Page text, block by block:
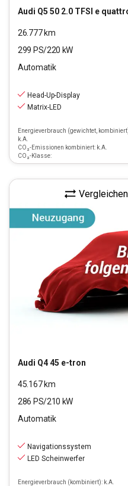
Audi Q5 50 2.0 TFSI e quattro basis
26.777km
299 PS/220 kW
Automatik
Head-Up-Display
Matrix-LED
Energieverbrauch (gewichtet,
k.A.
CO₂-Emissionen kombiniert: k.A.
CO₂-Klasse:
Audi Q4 45 e-tron
Vergleichen
45.167km
286 PS/210 kW
Automatik
Navigationssystem
LED Scheinwerfer
Energieverbrauch (kombiniert): k.A.